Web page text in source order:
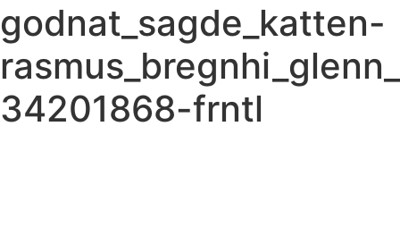
godnat_sagde_katten-
34201868-frntl